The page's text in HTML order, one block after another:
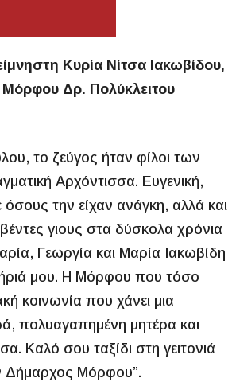
Κυρία Νίτσα Ιακωβίδου,
Δρ. Πολύκλειτου
το ζεύγος ήταν φίλοι των
Αρχόντισσα. Ευγενική,
την είχαν ανάγκη, αλλά και
γιους στα δύσκολα χρόνια
Γεωργία και Μαρία Ιακωβίδη
μου. Η Μόρφου που τόσο
κοινωνία που χάνει μια
πολυαγαπημένη μητέρα και
Καλό σου ταξίδι στη γειτονιά
Δήμαρχος Μόρφου”.